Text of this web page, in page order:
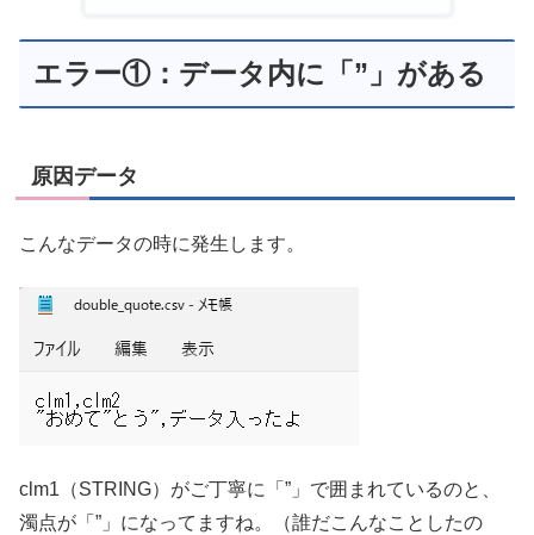
エラー①：データ内に「”」がある
原因データ
こんなデータの時に発生します。
clm1（STRING）がご丁寧に「”」で囲まれているのと、
濁点が「”」になってますね。（誰だこんなことしたの